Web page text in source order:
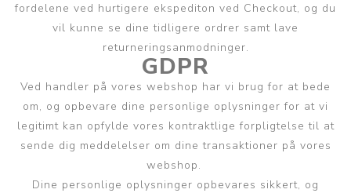
fordelene ved hurtigere ekspediton ved Checkout, og du
vil kunne se dine tidligere ordrer samt lave
returneringsanmodninger.
GDPR
Ved handler på vores webshop har vi brug for at bede
om, og opbevare dine personlige oplysninger for at vi
legitimt kan opfylde vores kontraktlige forpligtelse til at
sende dig meddelelser om dine transaktioner på vores
webshop.
Dine personlige oplysninger opbevares sikkert, og